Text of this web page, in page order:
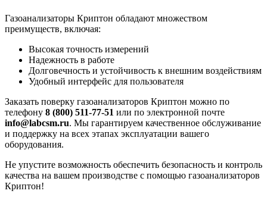
Газоанализаторы Криптон обладают множеством
преимуществ, включая:
Высокая точность измерений
Надежность в работе
Долговечность и устойчивость к внешним воздействиям
Удобный интерфейс для пользователя
Заказать поверку газоанализаторов Криптон можно по
телефону 8 (800) 511-77-51 или по электронной почте
info@labcsm.ru. Мы гарантируем качественное обслуживание
и поддержку на всех этапах эксплуатации вашего
оборудования.
Не упустите возможность обеспечить безопасность и контроль
качества на вашем производстве с помощью газоанализаторов
Криптон!